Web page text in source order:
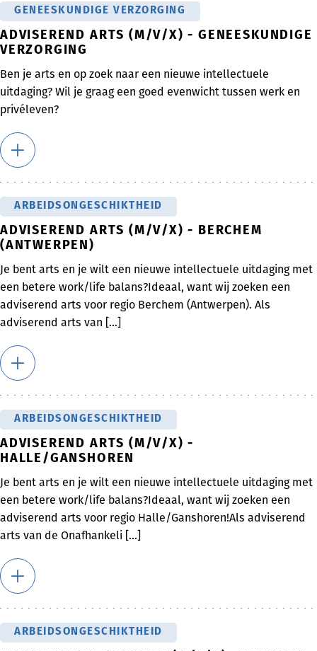
GENEESKUNDIGE VERZORGING
ADVISEREND ARTS (M/V/X) - GENEESKUNDIGE
VERZORGING
Ben je arts en op zoek naar een nieuwe intellectuele
uitdaging? Wil je graag een goed evenwicht tussen werk en
privéleven?
ARBEIDSONGESCHIKTHEID
ADVISEREND ARTS (M/V/X) - BERCHEM
(ANTWERPEN)
Je bent arts en je wilt een nieuwe intellectuele uitdaging met
een betere work/life balans?Ideaal, want wij zoeken een
adviserend arts voor regio Berchem (Antwerpen). Als
adviserend arts van [...]
ARBEIDSONGESCHIKTHEID
ADVISEREND ARTS (M/V/X) -
HALLE/GANSHOREN
Je bent arts en je wilt een nieuwe intellectuele uitdaging met
een betere work/life balans?Ideaal, want wij zoeken een
adviserend arts voor regio Halle/Ganshoren!Als adviserend
arts van de Onafhankeli [...]
ARBEIDSONGESCHIKTHEID